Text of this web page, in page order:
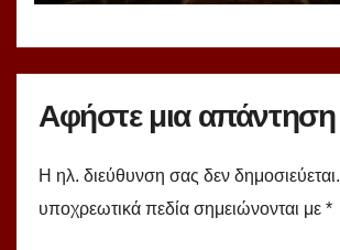
Αφήστε μια απάντηση
Η ηλ. διεύθυνση σας δεν δημοσιεύεται.
υποχρεωτικά πεδία σημειώνονται με *